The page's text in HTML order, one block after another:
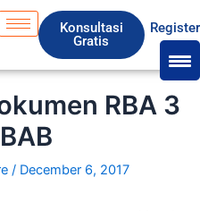
Konsultasi
Gratis
Register
RBA 3
/ December 6, 2017